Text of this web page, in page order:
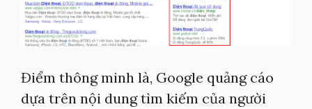
Điểm thông minh là, Google quảng cáo
dựa trên nội dung tìm kiếm của người